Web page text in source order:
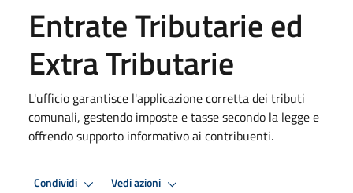
Entrate Tributarie ed
Extra Tributarie
L'ufficio garantisce l'applicazione corretta dei tributi
comunali, gestendo imposte e tasse secondo la legge e
offrendo supporto informativo ai contribuenti.
Condividi Vedi azioni